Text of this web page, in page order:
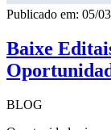
Publicado em: 05/
Baixe
BLOG